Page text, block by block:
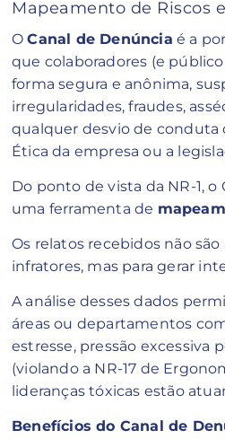
Mapeamento de Riscos
OCanal de Denúncia é a
que colaboradores (e
forma segura e anônima,
irregularidades, fraudes,
qualquer desvio de conduta
Ética da empresa ou a
Do ponto de vista da NR-1, o
uma ferramenta de
Os relatos recebidos não
infratores, mas para gerar
A análise desses dados
áreas ou departamentos
estresse, pressão excessiva
(violando a NR-17 de
lideranças tóxicas estão
Benefícios do Canal de